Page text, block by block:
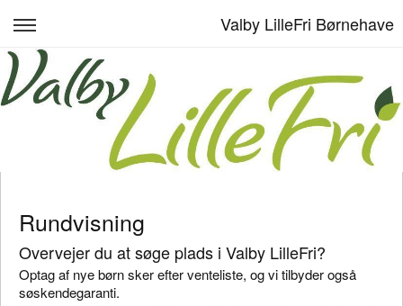
Valby LilleFri Børnehave
Om Valby LilleFri
Værdier & læreplaner
Kontakt
Personale
Log ind
Rundvisning
Overvejer du at søge plads i Valby LilleFri?
Optag af nye børn sker efter venteliste, og vi tilbyder også
søskendegaranti.